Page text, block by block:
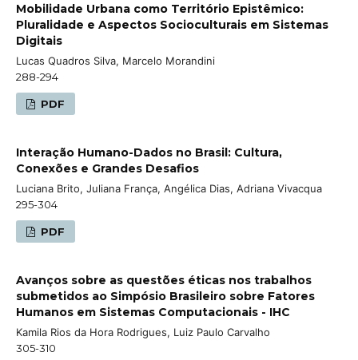
Mobilidade Urbana como Território Epistêmico:
Pluralidade e Aspectos Socioculturais em Sistemas
Digitais
Lucas Quadros Silva, Marcelo Morandini
288-294
PDF
Interação Humano-Dados no Brasil: Cultura,
Conexões e Grandes Desafios
Luciana Brito, Juliana França, Angélica Dias, Adriana Vivacqua
295-304
PDF
Avanços sobre as questões éticas nos trabalhos
submetidos ao Simpósio Brasileiro sobre Fatores
Humanos em Sistemas Computacionais - IHC
Kamila Rios da Hora Rodrigues, Luiz Paulo Carvalho
305-310